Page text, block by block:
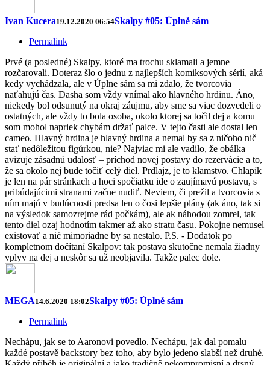
Ivan Kucera19.12.2020 06:54Skalpy #05: Úplně sám
Permalink
Prvé (a posledné) Skalpy, ktoré ma trochu sklamali a jemne
rozčarovali. Doteraz šlo o jednu z najlepších komiksových sérií, aká
kedy vychádzala, ale v Úplne sám sa mi zdalo, že tvorcovia
naťahujú čas. Dasha som vždy vnímal ako hlavného hrdinu. Áno,
niekedy bol odsunutý na okraj záujmu, aby sme sa viac dozvedeli o
ostatných, ale vždy to bola osoba, okolo ktorej sa točil dej a komu
som mohol napriek chybám držať palce. V tejto časti ale dostal len
cameo. Hlavný hrdina je hlavný hrdina a nemal by sa z ničoho nič
stať nedôležitou figúrkou, nie? Najviac mi ale vadilo, že obálka
avizuje zásadnú udalosť – príchod novej postavy do rezervácie a to,
že sa okolo nej bude točiť celý diel. Prdlajz, je to klamstvo. Chlapík
je len na pár stránkach a hoci spočiatku ide o zaujímavú postavu, s
pribúdajúcimi stranami začne nudiť. Neviem, či prežil a tvorcovia s
ním majú v budúcnosti predsa len o čosi lepšie plány (ak áno, tak si
na výsledok samozrejme rád počkám), ale ak náhodou zomrel, tak
tento diel ozaj hodnotím takmer až ako stratu času. Pokojne nemusel
existovať a nič mimoriadne by sa nestalo. P.S. - Dodatok po
kompletnom dočítaní Skalpov: tak postava skutočne nemala žiadny
vplyv na dej a neskôr sa už neobjavila. Takže palec dole.
MEGA14.6.2020 18:02Skalpy #05: Úplně sám
Permalink
Nechápu, jak se to Aaronovi povedlo. Nechápu, jak dal pomalu
každé postavě backstory bez toho, aby bylo jedeno slabší než druhé.